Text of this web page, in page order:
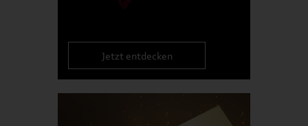
Jetzt entdecken